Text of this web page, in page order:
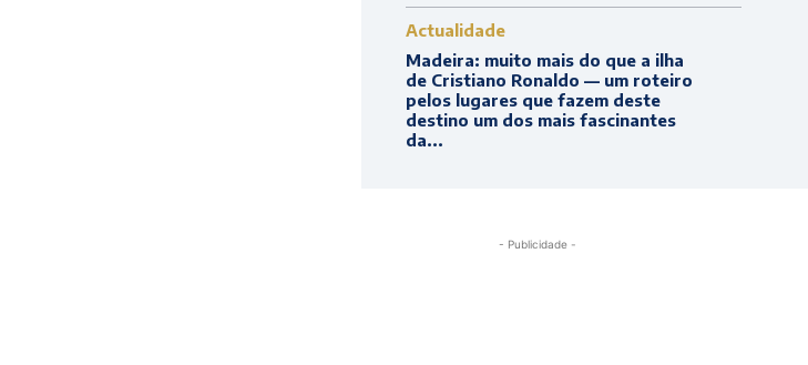
Actualidade
Madeira: muito mais do que a ilha
de Cristiano Ronaldo — um roteiro
pelos lugares que fazem deste
destino um dos mais fascinantes
da...
- Publicidade -